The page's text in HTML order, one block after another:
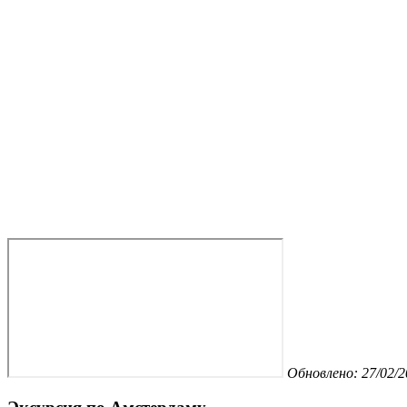
Обновлено: 27/02/